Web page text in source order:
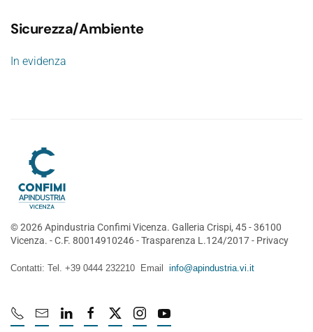
Sicurezza/Ambiente
In evidenza
©2026Apindustria Confimi Vicenza. Galleria Crispi, 45 - 36100
Vicenza. - C.F. 80014910246 -Trasparenza L.124/2017- Privacy
Contatti: Tel. +39 0444 232210 Email info@apindustria.vi.it